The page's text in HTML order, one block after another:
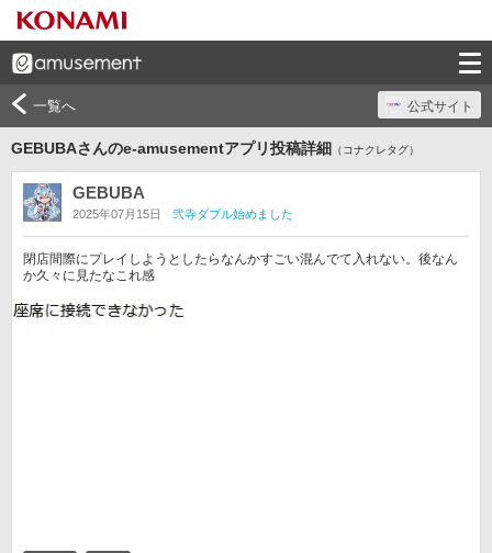
一覧へ 公式サイト
GEBUBAさんのe-amusementアプリ投稿詳細 （コナクレタグ）
GEBUBA
2025年07月15日 弐寺ダブル始めました
閉店間際にプレイしようとしたらなんかすごい混んでて入れない。後なん
か久々に見たなこれ感